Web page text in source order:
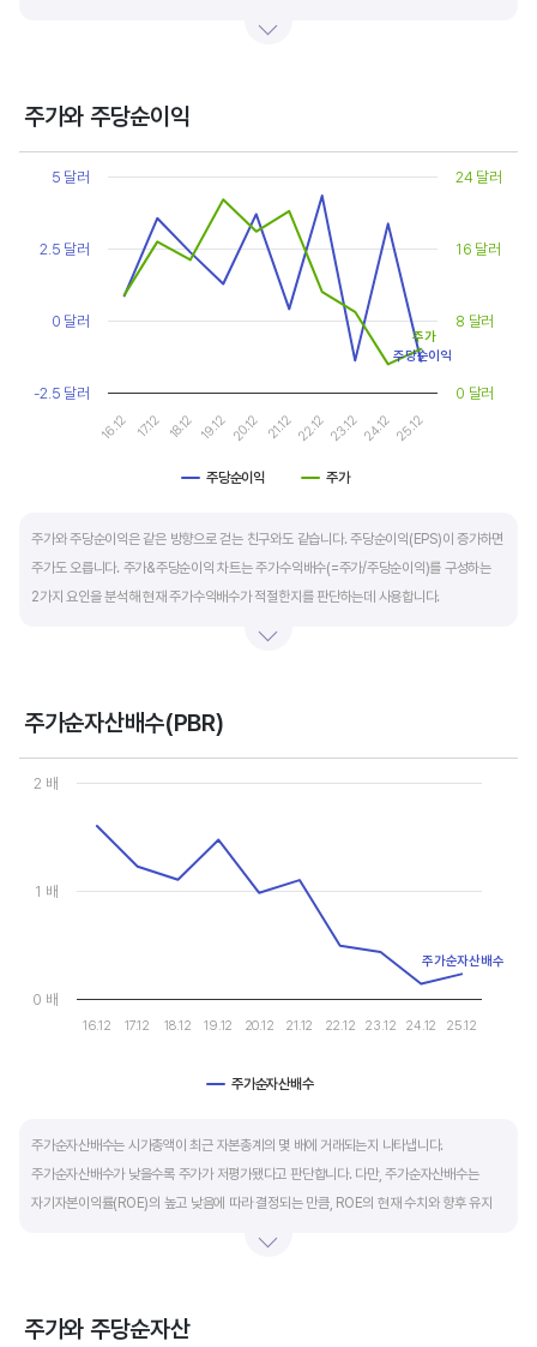
상대적으로 싸게 거래된다고 판단합니다.
순이익이 성장할때와 감소할때 주가수익배수는 다르게 평가받습니다. 순이익 성장률이
높으면 주가수익배수도 높게 평가 받습니다. 이는 순이익 성장률이 높으면 주가도 크게
상승한다는 뜻입니다.
10년 간 장기적인 주가수익배수의 움직임과 최고, 최저점을 확인한 후, 현재 시점
주가수익배수와 비교해 주가가 싼지 비싼지를 평가하는게 좋습니다. 일반적으로 장기적인
주가수익배수의 평균 정도에 있으면 매수를 검토하고, 역사적인 최고점 수준에 있다면
이익이 더 성장할 수 있을지 더 꼼꼼히 살피고 유의해야 합니다.
주가와 주당순이익
Chart
Line chart with 2 lines.
View as data table, Chart
The chart has 1 X axis displaying categories.
The chart has 2 Y axes displaying values, and values.
주당순이익 주가
16.12 17.12 18.12 19.12 20.12 21.12 22.12 23.12 24.12 25.12
-2.5 달러
0 달러
2.5 달러
5 달러
0 달러
8 달러
16 달러
24 달러
주당순이익
주가
주가와 주당순이익은 같은 방향으로 걷는 친구와도 같습니다. 주당순이익(EPS)이 증가하면
주가도 오릅니다. 주가&주당순이익 차트는 주가수익배수(=주가/주당순이익)를 구성하는
2가지 요인을 분석해 현재 주가수익배수가 적절한지를 판단하는데 사용합니다.
- 매수 검토 : 주당순이익 증가, 주가 상승
- 매도 검토 : 주당순이익 감소, 주가 횡보 또는 하락
주당순이익이 증가해도 시장 전체적인 악재로 주가가 급락하면 좋은 매수 기회가 됩니다.
주가수익배수(PER) 차트와 함께 분석하면 더 유용합니다.
주가순자산배수(PBR)
Chart
Line chart with 10 data points.
The chart has 1 X axis displaying categories.
The chart has 1 Y axis displaying values. Data ranges from
주가순자산배수
16.12 17.12 18.12 19.12 20.12 21.12 22.12 23.12 24.12 25.12
0 배
1 배
2 배
주가순자산배수
주가순자산배수는 시가총액이 최근 자본총계의 몇 배에 거래되는지 나타냅니다.
주가순자산배수가 낮을수록 주가가 저평가됐다고 판단합니다. 다만, 주가순자산배수는
자기자본이익률(ROE)의 높고 낮음에 따라 결정되는 만큼, ROE의 현재 수치와 향후 유지
거래되면 주가가 저평가된 것으로 판단합니다. ROE&PBR 차트를 함께 보고 분석하는 것을
주가와 주당순자산